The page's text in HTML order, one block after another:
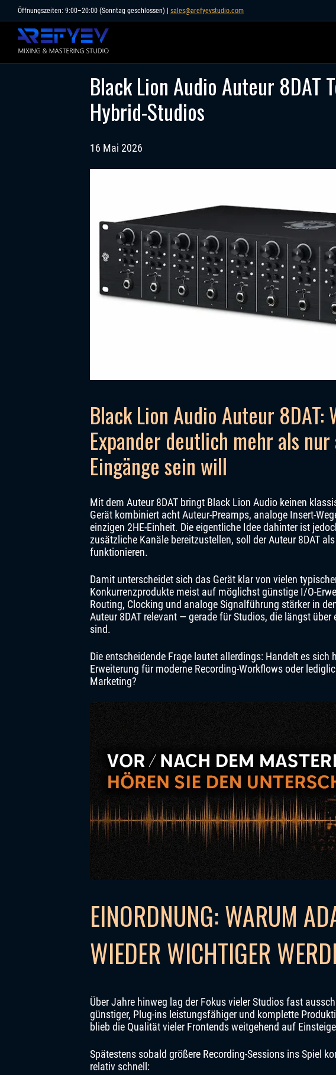
to
content
Öffnungszeiten: 9:00–20:00 (Sonntag geschlossen) | sales@arefyevstudio.com
Black Lion Audio Auteur 8DAT
Hybrid-Studios
16 Mai 2026
Black Lion Audio Auteur 8DAT:
Expander deutlich mehr als
Eingänge sein will
Mit dem Auteur 8DAT bringt Black Lion Audio keinen
Gerät kombiniert acht Auteur-Preamps, analoge Insert-
einzigen 2HE-Einheit. Die eigentliche Idee dahinter ist
zusätzliche Kanäle bereitzustellen, soll der Auteur 8DAT
funktionieren.
Damit unterscheidet sich das Gerät klar von vielen
Konkurrenzprodukte meist auf möglichst günstige I/O-
Routing, Clocking und analoge Signalführung stärker in
Auteur 8DAT relevant — gerade für Studios, die längst
sind.
Die entscheidende Frage lautet allerdings: Handelt es
Erweiterung für moderne Recording-Workflows oder
Marketing?
EINORDNUNG: WARUM
WIEDER WICHTIGER
Über Jahre hinweg lag der Fokus vieler Studios fast
günstiger, Plug-ins leistungsfähiger und komplette
blieb die Qualität vieler Frontends weitgehend auf
Spätestens sobald größere Recording-Sessions ins Spiel
relativ schnell: